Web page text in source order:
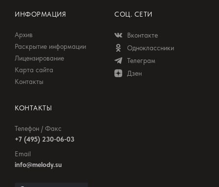
ИНФОРМАЦИЯ
Архив
Раскрытие информации
Лицензирование
Карта сайта
Контакты
СОЦ. СЕТИ
Вконтакте
Одноклассники
Телеграм
Дзен
КОНТАКТЫ
Телефон / Факс
+7 (495) 230-06-03
Email
info@melody.su